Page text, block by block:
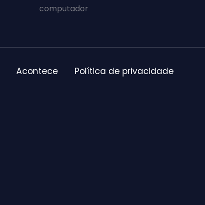
Acontece Política de privacidade